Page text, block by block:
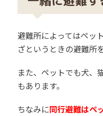
避難所によってはペッ
ざというときの避難所
また、ペットでも犬、
もあります。
ちなみに同行避難はペ